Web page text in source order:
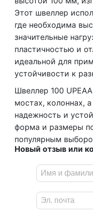
Этот швеллер
где необходима
значительные
пластичностью и
идеальной для
устойчивости к
Швеллер 100
мостах, колоннах,
надежность и
форма и размеры
популярным
Новый отзыв или